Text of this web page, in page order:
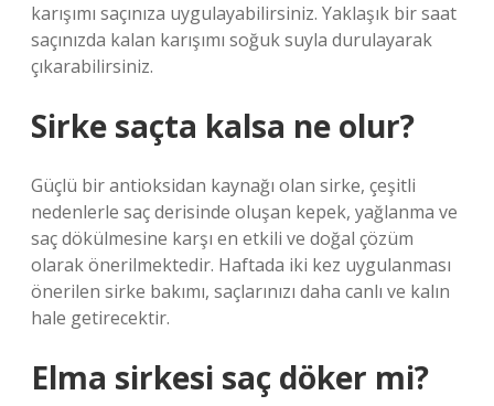
karışımı saçınıza uygulayabilirsiniz. Yaklaşık bir saat
saçınızda kalan karışımı soğuk suyla durulayarak
çıkarabilirsiniz.
Sirke saçta kalsa ne olur?
Güçlü bir antioksidan kaynağı olan sirke, çeşitli
nedenlerle saç derisinde oluşan kepek, yağlanma ve
saç dökülmesine karşı en etkili ve doğal çözüm
olarak önerilmektedir. Haftada iki kez uygulanması
önerilen sirke bakımı, saçlarınızı daha canlı ve kalın
hale getirecektir.
Elma sirkesi saç döker mi?